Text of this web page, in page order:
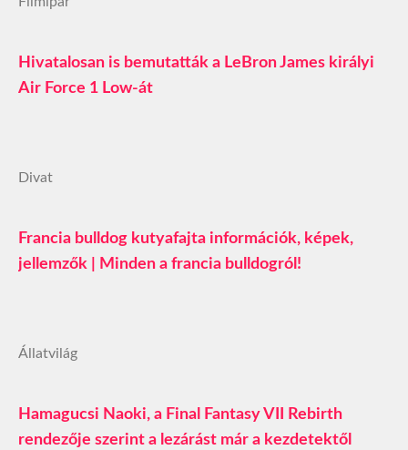
Hivatalosan is bemutatták a LeBron James királyi
Air Force 1 Low-át
Divat
Francia bulldog kutyafajta információk, képek,
jellemzők | Minden a francia bulldogról!
Állatvilág
Hamagucsi Naoki, a Final Fantasy VII Rebirth
rendezője szerint a lezárást már a kezdetektől